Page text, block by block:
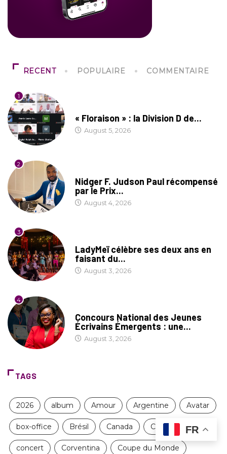
RECENT POPULAIRE COMMENTAIRE
1
« Floraison » : la Division D de...
August 5, 2026
2
Nidger F. Judson Paul récompensé
par le Prix...
August 4, 2026
3
LadyMeï célèbre ses deux ans en
faisant du...
August 3, 2026
4
Concours National des Jeunes
Écrivains Émergents : une...
August 3, 2026
TAGS
2026 album Amour Argentine Avatar
box-office Brésil Canada CONCACAF
concert Corventina Coupe du Monde
FR